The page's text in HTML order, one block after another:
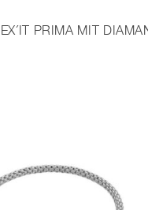
PRIMA MIT